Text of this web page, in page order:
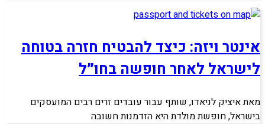
אינטר ויזה: כיצד להבטיח חזרה בטוחה
לישראל לאחר חופשה בחו״ל
מאת איציק לניאדו, שותף עבור עובדים זרים רבים המועסקים
בישראל, חופשת מולדת היא הזדמנות חשובה